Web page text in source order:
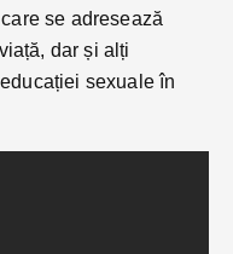
se adresează
dar și alți
sexuale în